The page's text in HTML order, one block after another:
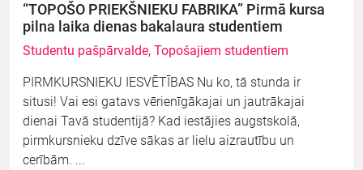
“TOPOŠO PRIEKŠNIEKU FABRIKA” Pirmā kursa
pilna laika dienas bakalaura studentiem
Studentu pašpārvalde, Topošajiem studentiem
PIRMKURSNIEKU IESVĒTĪBAS Nu ko, tā stunda ir
situsi! Vai esi gatavs vērienīgākajai un jautrākajai
dienai Tavā studentijā? Kad iestājies augstskolā,
pirmkursnieku dzīve sākas ar lielu aizrautību un
cerībām. ...